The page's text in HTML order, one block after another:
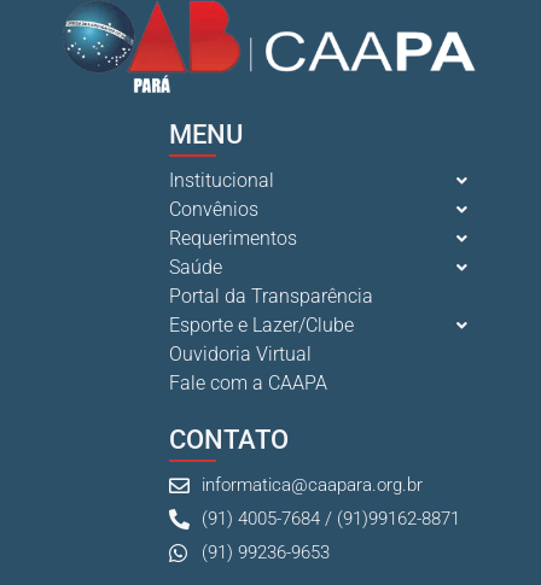
MENU
Institucional
Convênios
Requerimentos
Saúde
Portal da Transparência
Esporte e Lazer/Clube
Ouvidoria Virtual
Fale com a CAAPA
CONTATO
informatica@caapara.org.br
(91) 4005-7684 / (91)99162-8871
(91) 99236-9653